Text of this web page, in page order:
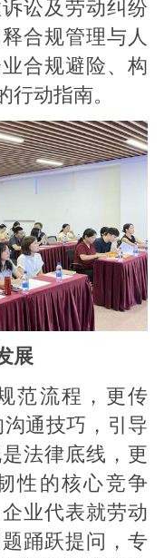
讼及劳动纠纷
合规管理与人
合规避险、构
行动指南。
展
范流程，更传
沟通技巧，引导
法律底线，更
性的核心竞争
业代表就劳动
踊跃提问，专